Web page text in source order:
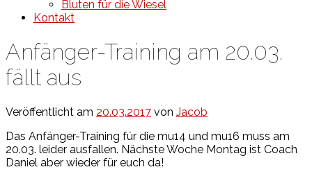
Bluten für die Wiesel
Kontakt
Anfänger-Training am 20.03.
fällt aus
Veröffentlicht am 20.03.2017 von Jacob
Das Anfänger-Training für die mu14 und mu16 muss am
20.03. leider ausfallen. Nächste Woche Montag ist Coach
Daniel aber wieder für euch da!